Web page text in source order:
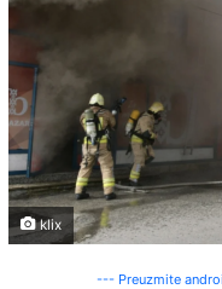
klix
--- Preuzmite